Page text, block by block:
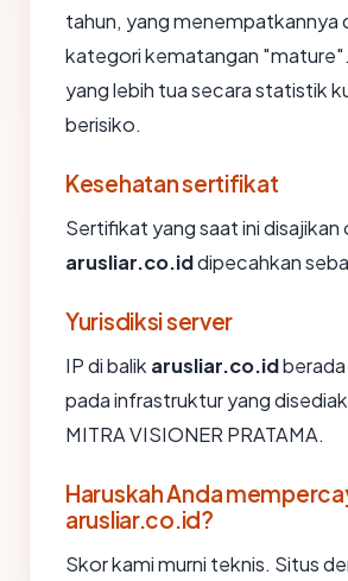
tahun, yang menempatkannya
kategori kematangan
yang lebih tua secara statistik
berisiko.
Kesehatan sertifikat
Sertifikat yang saat ini disajikan
arusliar.co.iddipecahkan
Yurisdiksi server
IP di balik arusliar.co.id
pada infrastruktur yang
MITRA VISIONER PRATAMA.
Haruskah Anda
arusliar.co.id?
Skor kami murni teknis. Situs